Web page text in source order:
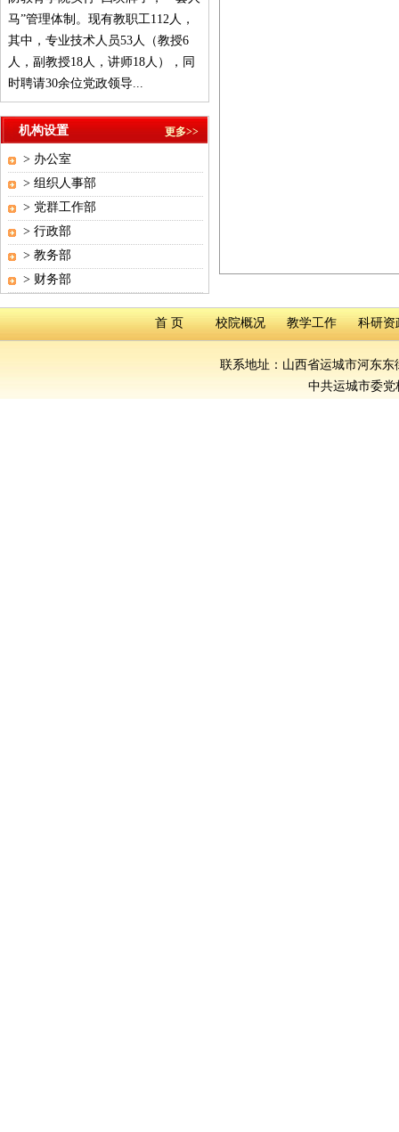
马”管理体制。现有教职工112人，
其中，专业技术人员53人（教授6
人，副教授18人，讲师18人），同
时聘请30余位党政领导...
机构设置 更多>>
> 办公室
> 组织人事部
> 党群工作部
> 行政部
> 教务部
> 财务部
首 页 校院概况 教学工作 科研资
联系地址：山西省运城市河东东
中共运城市委